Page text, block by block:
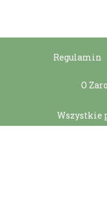
Regulamin
O
Wszystkie